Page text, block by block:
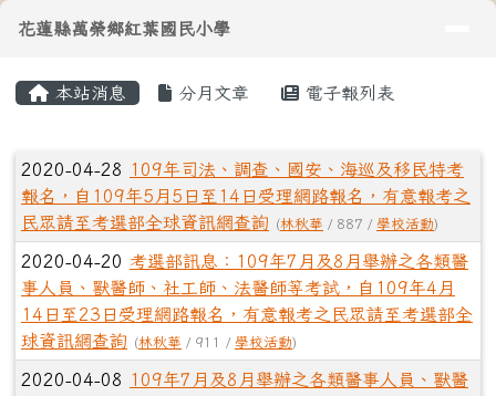
花蓮縣萬榮鄉紅葉國民小學
導覽列
花蓮縣萬榮鄉紅葉國民小學
本站消息 分月文章 電子報列表
文章列表
2020-04-28
109年司法、調查、國安、海巡及移民特考
報名，自109年5月5日至14日受理網路報名，有意報考之
民眾請至考選部全球資訊網查詢
(林秋華 / 887 / 學校活動)
2020-04-20 考選部訊息：109年7月及8月舉辦之各類醫
事人員、獸醫師、社工師、法醫師等考試，自109年4月
14日至23日受理網路報名，有意報考之民眾請至考選部全
球資訊網查詢
(林秋華 / 911 / 學校活動)
2020-04-08
109年7月及8月舉辦之各類醫事人員、獸醫